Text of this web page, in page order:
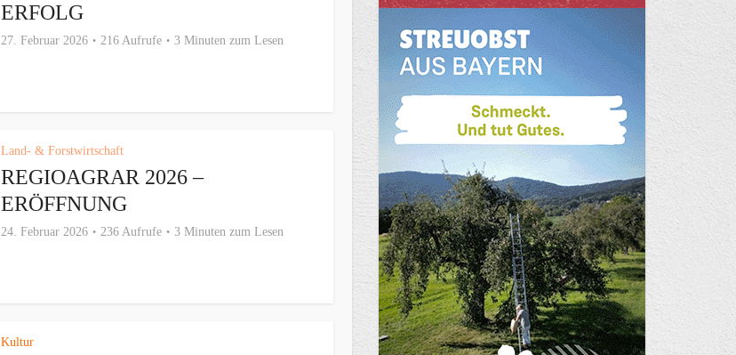
ERFOLG
27. Februar 2026 216 Aufrufe 3 Minuten zum Lesen
Land- & Forstwirtschaft
REGIOAGRAR 2026 –
ERÖFFNUNG
24. Februar 2026 236 Aufrufe 3 Minuten zum Lesen
Kultur